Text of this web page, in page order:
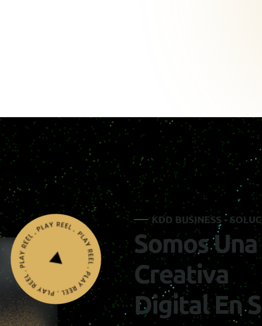
KDD BUSINESS - SOLUC
SomosUna
Creativa
DigitalEnS